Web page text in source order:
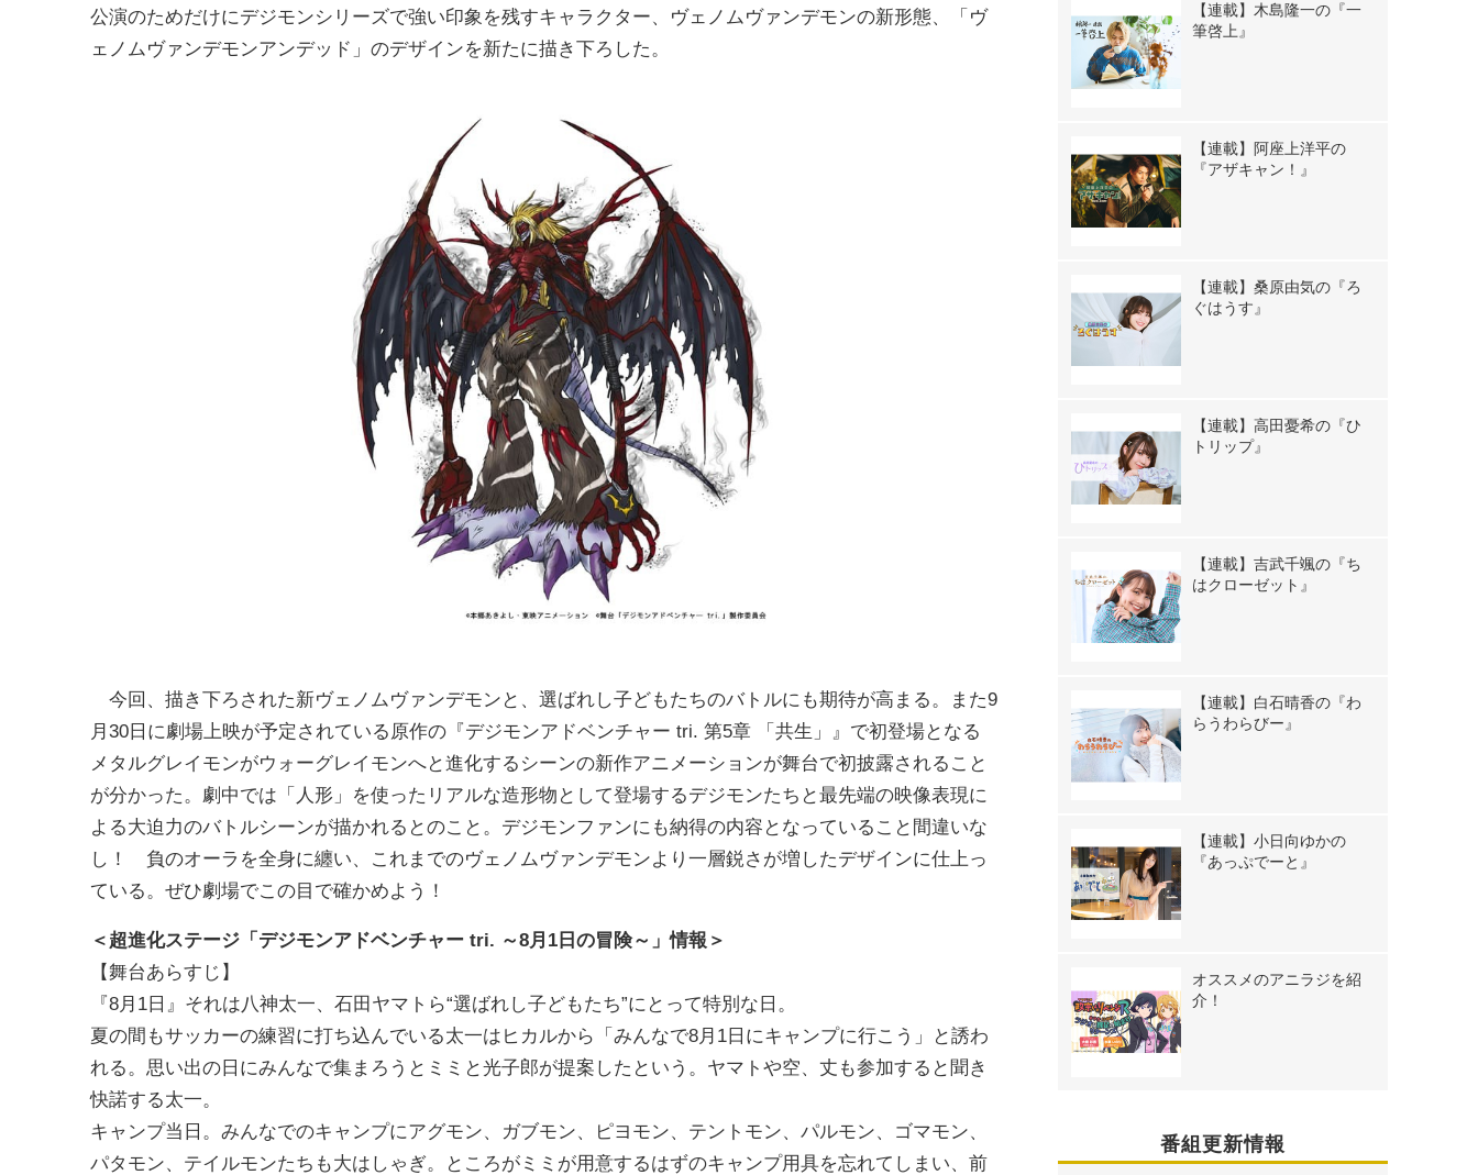
公演のためだけにデジモンシリーズで強い印象を残すキャラクター、ヴェノムヴァンデモンの新形態、「ヴ
ェノムヴァンデモンアンデッド」のデザインを新たに描き下ろした。
今回、描き下ろされた新ヴェノムヴァンデモンと、選ばれし子どもたちのバトルにも期待が高まる。また9
月30日に劇場上映が予定されている原作の『デジモンアドベンチャー tri. 第5章 「共生」』で初登場となる
メタルグレイモンがウォーグレイモンへと進化するシーンの新作アニメーションが舞台で初披露されること
が分かった。劇中では「人形」を使ったリアルな造形物として登場するデジモンたちと最先端の映像表現に
よる大迫力のバトルシーンが描かれるとのこと。デジモンファンにも納得の内容となっていること間違いな
し！ 負のオーラを全身に纏い、これまでのヴェノムヴァンデモンより一層鋭さが増したデザインに仕上っ
ている。ぜひ劇場でこの目で確かめよう！
＜超進化ステージ「デジモンアドベンチャー tri. ～8月1日の冒険～」情報＞
【舞台あらすじ】
『8月1日』それは八神太一、石田ヤマトら“選ばれし子どもたち”にとって特別な日。
夏の間もサッカーの練習に打ち込んでいる太一はヒカルから「みんなで8月1日にキャンプに行こう」と誘わ
れる。思い出の日にみんなで集まろうとミミと光子郎が提案したという。ヤマトや空、丈も参加すると聞き
快諾する太一。
キャンプ当日。みんなでのキャンプにアグモン、ガブモン、ピヨモン、テントモン、パルモン、ゴマモン、
パタモン、テイルモンたちも大はしゃぎ。ところがミミが用意するはずのキャンプ用具を忘れてしまい、前
【連載】木島隆一の『一
筆啓上』
【連載】阿座上洋平の
『アザキャン！』
【連載】桑原由気の『ろ
ぐはうす』
【連載】高田憂希の『ひ
トリップ』
【連載】吉武千颯の『ち
はクローゼット』
【連載】白石晴香の『わ
らうわらびー』
【連載】小日向ゆかの
『あっぷでーと』
オススメのアニラジを紹
介！
番組更新情報